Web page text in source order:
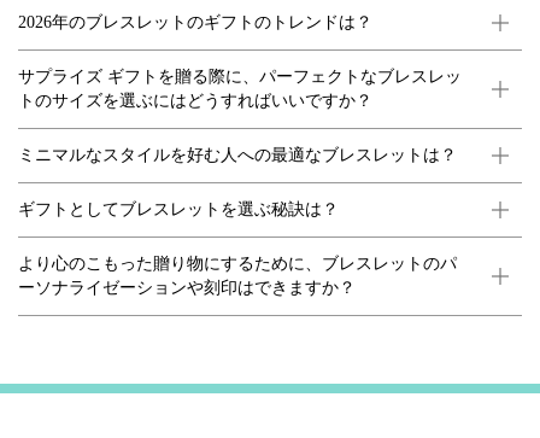
2026年のブレスレットのギフトのトレンドは？
サプライズ ギフトを贈る際に、パーフェクトなブレスレッ
トのサイズを選ぶにはどうすればいいですか？
ミニマルなスタイルを好む人への最適なブレスレットは？
ギフトとしてブレスレットを選ぶ秘訣は？
より心のこもった贈り物にするために、ブレスレットのパ
ーソナライゼーションや刻印はできますか？